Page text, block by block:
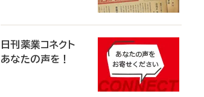
日刊薬業コネクト
あなたの声を！